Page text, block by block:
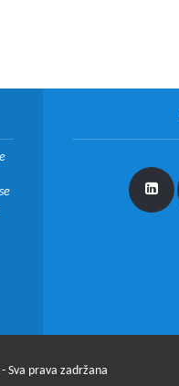
Sva prava zadržana